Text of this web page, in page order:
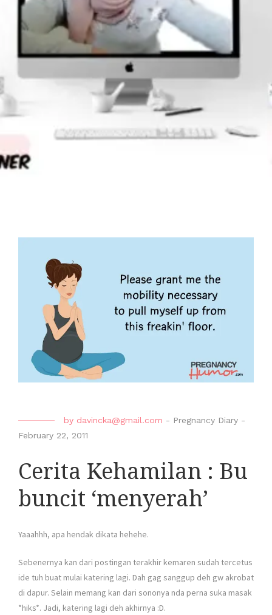
by davincka@gmail.com - Pregnancy Diary -
February 22, 2011
Cerita Kehamilan : Bu
buncit ‘menyerah’
Yaaahhh, apa hendak dikata hehehe.
Sebenernya kan dari postingan terakhir kemaren sudah tercetus
ide tuh buat mulai katering lagi. Dah gag sanggup deh gw akrobat
di dapur. Selain memang kan dari sononya nda perna suka masak
*hiks*. Jadi, katering lagi deh akhirnya :D.